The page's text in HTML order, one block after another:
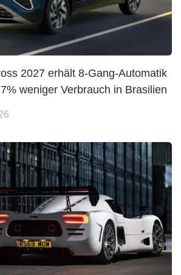
2027 erhält 8-Gang-Automatik
weniger Verbrauch in Brasilien